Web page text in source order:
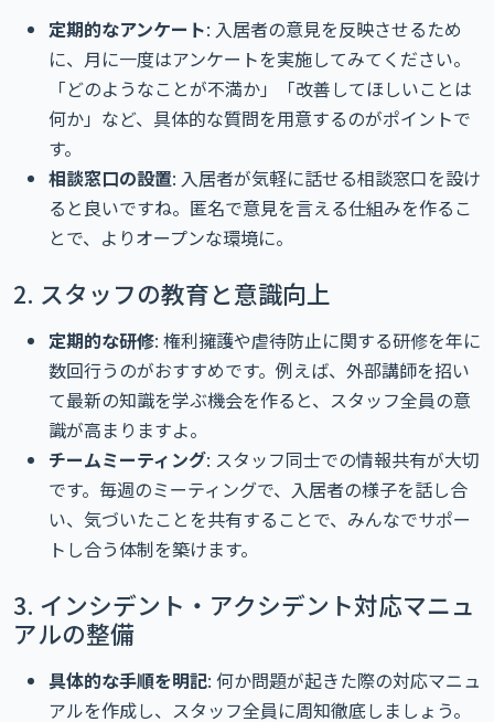
定期的なアンケート: 入居者の意見を反映させるため
に、月に一度はアンケートを実施してみてください。
「どのようなことが不満か」「改善してほしいことは
何か」など、具体的な質問を用意するのがポイントで
す。
相談窓口の設置: 入居者が気軽に話せる相談窓口を設け
ると良いですね。匿名で意見を言える仕組みを作るこ
とで、よりオープンな環境に。
2. スタッフの教育と意識向上
定期的な研修: 権利擁護や虐待防止に関する研修を年に
数回行うのがおすすめです。例えば、外部講師を招い
て最新の知識を学ぶ機会を作ると、スタッフ全員の意
識が高まりますよ。
チームミーティング: スタッフ同士での情報共有が大切
です。毎週のミーティングで、入居者の様子を話し合
い、気づいたことを共有することで、みんなでサポー
トし合う体制を築けます。
3. インシデント・アクシデント対応マニュ
アルの整備
具体的な手順を明記: 何か問題が起きた際の対応マニュ
アルを作成し、スタッフ全員に周知徹底しましょう。